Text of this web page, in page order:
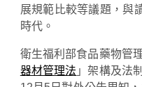
展規範比較等議題，與
時代。
衛生福利部食品藥物管
器材管理法 」架構及法